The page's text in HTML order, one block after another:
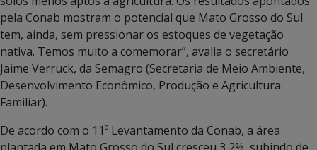
pela Conab mostram o potencial que Mato Grosso do Sul
tem, ainda, sem pressionar os estoques de vegetação
nativa. Temos muito a comemorar”, avalia o secretário
Jaime Verruck, da Semagro (Secretaria de Meio Ambiente,
Desenvolvimento Econômico, Produção e Agricultura
Familiar).
De acordo com o 11º Levantamento da Conab, a área